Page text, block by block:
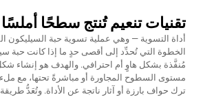
تقنيات تنعيم تُنتج سطحًا أملسًا
أداة التسوية — وهي عملية تسوية حبة السيليكون
الخطوة التي تُحدِّد إلى أقصى حدٍ ما إذا كانت حبة
مُنفَّذة بشكل هاوٍ أم احترافي. والهدف هو إنشاء
مستوى السطوح المجاورة أو مباشرةً تحتها، مع
ترك حواف بارزة أو آثار ناتجة عن الأداة. وتُعَدُّ